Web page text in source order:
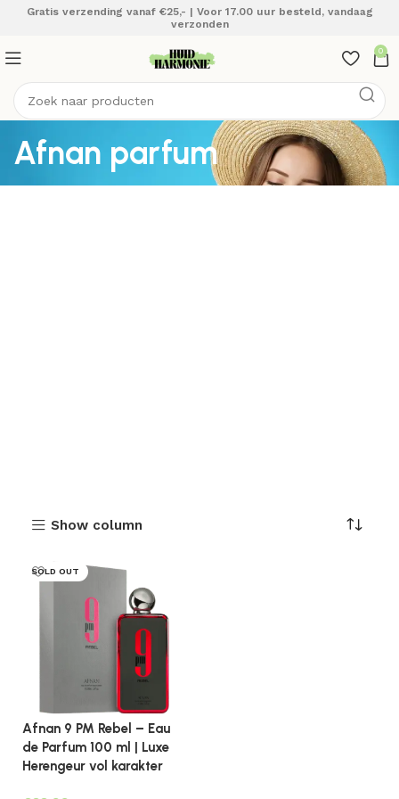
Gratis verzending vanaf €25,- | Voor 17.00 uur besteld, vandaag
verzonden
0
Afnan parfum
Show column
SOLD OUT
Afnan 9 PM Rebel – Eau
de Parfum 100 ml | Luxe
Herengeur vol karakter